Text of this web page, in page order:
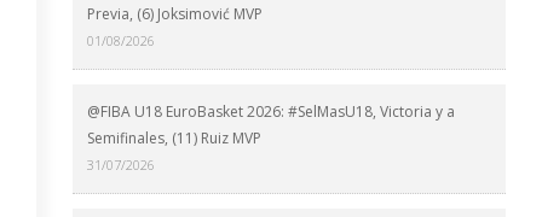
Previa, (6) Joksimović MVP
01/08/2026
@FIBA U18 EuroBasket 2026: #SelMasU18, Victoria y a
Semifinales, (11) Ruiz MVP
31/07/2026